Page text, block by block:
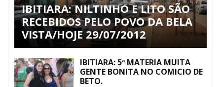
IBITIARA: NILTINHO E LITO SÃO
RECEBIDOS PELO POVO DA BELA
VISTA/HOJE 29/07/2012
IBITIARA: 5ª MATERIA MUITA
GENTE BONITA NO COMICIO DE
BETO.